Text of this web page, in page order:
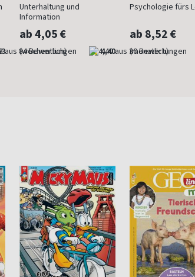
Unterhaltung und
Information
ab 4,05 €
(wöchentlich) 4,40
Psychologie fürs
ab 8,52 €
(monatlich)